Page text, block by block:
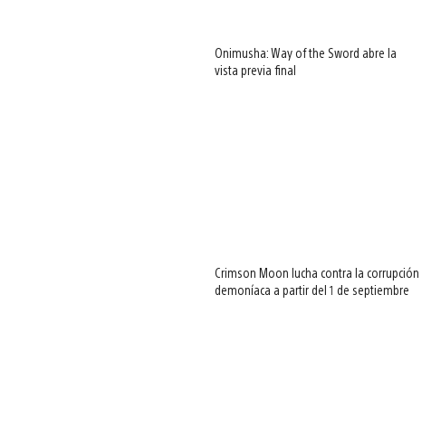
Onimusha: Way of the Sword abre la
vista previa final
Crimson Moon lucha contra la corrupción
demoníaca a partir del 1 de septiembre